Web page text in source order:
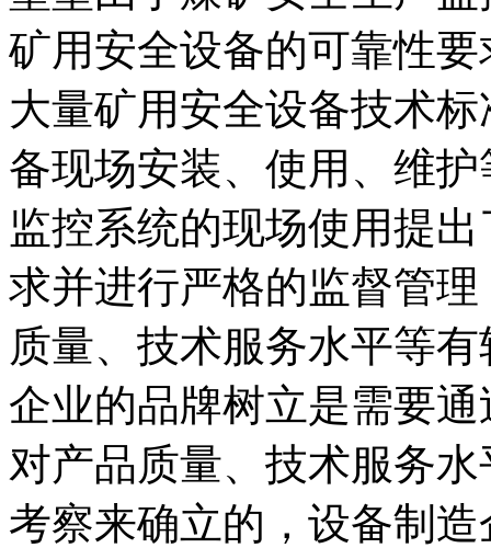
矿用安全设备的可靠性
大量矿用安全设备技术
备现场安装、使用、维
监控系统的现场使用提
求并进行严格的监督管
质量、技术服务水平等
企业的品牌树立是需要
对产品质量、技术服务
考察来确立的，设备制